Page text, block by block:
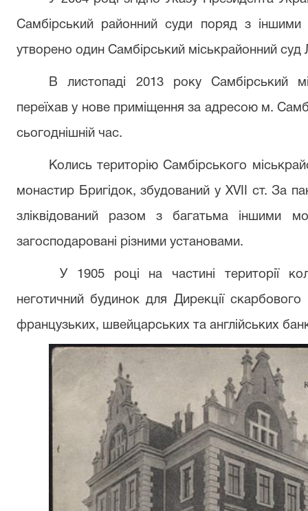
Самбірський районний суди поряд з іншими
утворено один Самбірський міськрайонний суд
В листопаді 2013 року Самбірський
переїхав у нове приміщення за адресою м.
сьогоднішній час.
Колись територію Самбірського
монастир Бригідок, збудований у XVII ст. За
зліквідований разом з багатьма іншими
загосподаровані різними установами.
У 1905 році на частині території
неготичний будинок для Дирекції скарбового
французьких, швейцарських та англійських